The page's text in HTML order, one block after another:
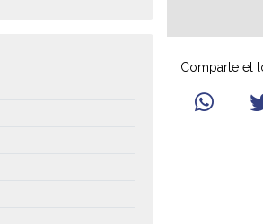
Comparte el